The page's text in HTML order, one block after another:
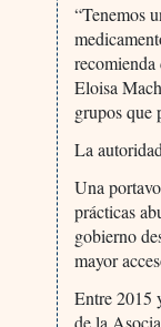
“Tenemos
recomienda
Eloisa
grupos que
La
Una
prácticas
gobierno
mayor
Entre 2015
de la